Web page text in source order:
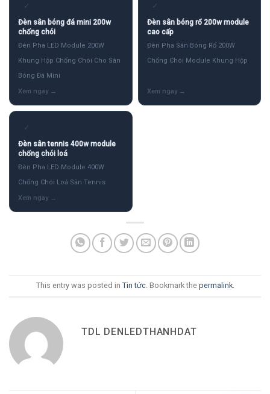
✓
Đèn sân bóng đá mini 200w
chống chói
Đèn Pha LED Module 200W
Khung Hộp Chống Chói Cho Sân
Bóng Đá Mini
✓
Đèn sân bóng rổ 200w module
cao cấp
Đèn Pha Sân Bóng Rổ 200W
Chống Chói Module Khung Hộp
✓
Đèn sân tennis 400w module
chống chói loá
Đèn Pha LED Module 400W
Chống Chói Loá Sân Tennis
This entry was posted in Tin tức. Bookmark the permalink.
TDL DENLEDTHANHDAT